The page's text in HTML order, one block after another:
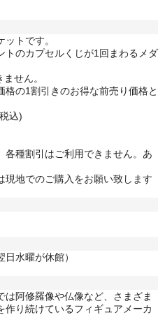
トです。
トのカプセルくじが1回まわるメダ
せん。
格の1割引きのお得な前売り価格と
込)
種割引はご利用できません。 あ
現地でのご購入をお願い致します
水曜が休館）
阿修羅像や仏像など、さまざま
作り続けているフィギュアメーカ